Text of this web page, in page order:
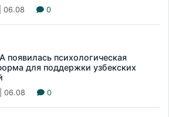
06.08 0
появилась психологическая
для поддержки узбекских
06.08 0